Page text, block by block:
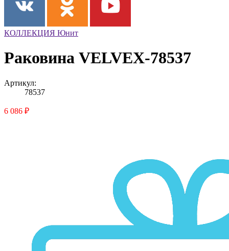
КОЛЛЕКЦИЯ Юнит
Раковина VELVEX-78537
Артикул:
78537
6 086 ₽